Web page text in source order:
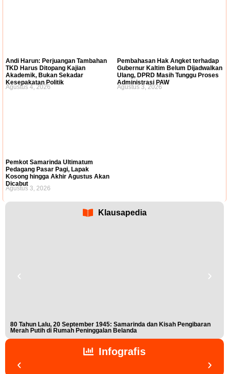
Andi Harun: Perjuangan Tambahan
TKD Harus Ditopang Kajian
Akademik, Bukan Sekadar
Kesepakatan Politik
Agustus 4, 2026
Pembahasan Hak Angket terhadap
Gubernur Kaltim Belum Dijadwalkan
Ulang, DPRD Masih Tunggu Proses
Administrasi PAW
Agustus 3, 2026
Pemkot Samarinda Ultimatum
Pedagang Pasar Pagi, Lapak
Kosong hingga Akhir Agustus Akan
Dicabut
Agustus 3, 2026
Klausapedia
80 Tahun Lalu, 20 September 1945: Samarinda dan Kisah Pengibaran
Merah Putih di Rumah Peninggalan Belanda
Infografis